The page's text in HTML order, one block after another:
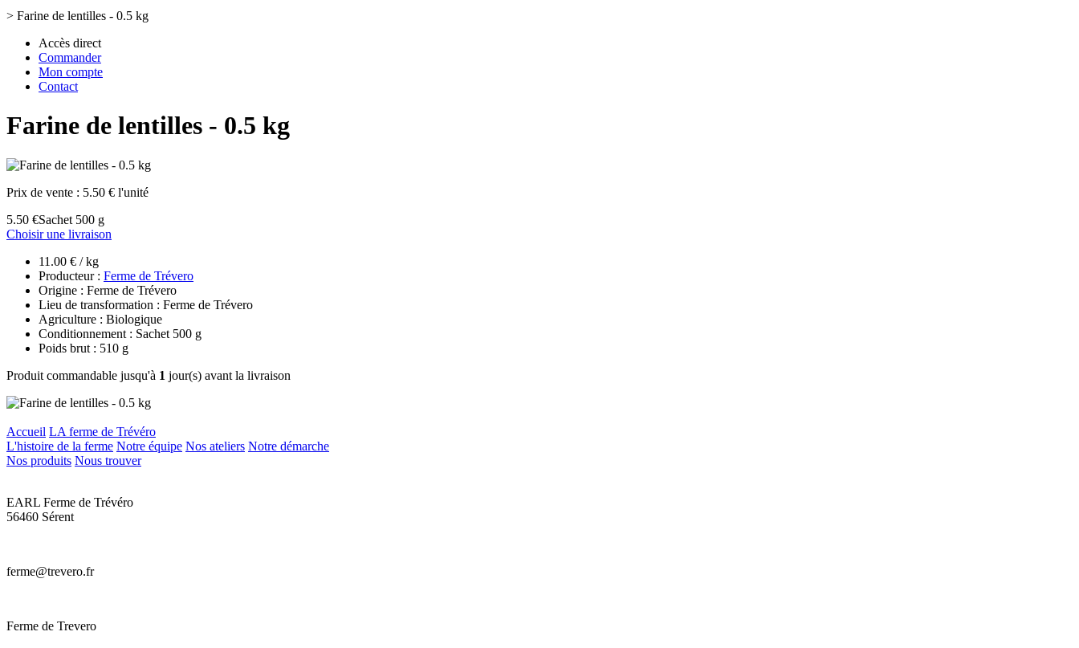
> Farine de lentilles - 0.5 kg
Accès direct
Commander
Mon compte
Contact
Farine de lentilles - 0.5 kg
Prix de vente : 5.50 € l'unité
5.50 €Sachet 500 g
Choisir une livraison
11.00 € / kg
Producteur : Ferme de Trévero
Origine : Ferme de Trévero
Lieu de transformation : Ferme de Trévero
Agriculture : Biologique
Conditionnement : Sachet 500 g
Poids brut : 510 g
Produit commandable jusqu'à 1 jour(s) avant la livraison
Accueil LA ferme de Trévéro
L'histoire de la ferme Notre équipe Nos ateliers Notre démarche
Nos produits Nous trouver
EARL Ferme de Trévéro
56460 Sérent
ferme@trevero.fr
Ferme de Trevero